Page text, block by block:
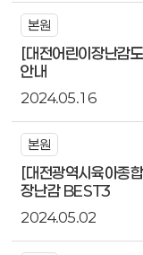
본원
[대전어린이장난감
안내
2024.05.16
본원
[대전광역시육아종
장난감 BEST3
2024.05.02